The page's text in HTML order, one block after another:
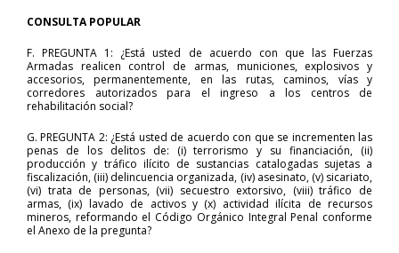
CONSULTA POPULAR
F. PREGUNTA 1: ¿Está usted de acuerdo con que las Fuerzas
Armadas realicen control de armas, municiones, explosivos y
accesorios, permanentemente, en las rutas, caminos, vías y
corredores autorizados para el ingreso a los centros de
rehabilitación social?
G. PREGUNTA 2: ¿Está usted de acuerdo con que se incrementen las
penas de los delitos de: (i) terrorismo y su financiación, (ii)
producción y tráfico ilícito de sustancias catalogadas sujetas a
fiscalización, (iii) delincuencia organizada, (iv) asesinato, (v) sicariato,
(vi) trata de personas, (vii) secuestro extorsivo, (viii) tráfico de
armas, (ix) lavado de activos y (x) actividad ilícita de recursos
mineros, reformando el Código Orgánico Integral Penal conforme
el Anexo de la pregunta?